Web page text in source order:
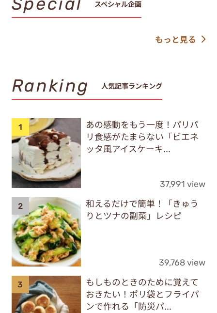
スペシャル企画
もっと見る
Ranking 人気記事ランキング
あの感動をもう一度！パリパ
リ食感がたまらない「ビエネ
ッタ風アイスケーキ...
37,991 view
和えるだけで簡単！「きゅう
りとツナの副菜」レシピ
39,768 view
もしものときのために覚えて
おきたい！ポリ袋とフライパ
ンで作れる「防災パ...